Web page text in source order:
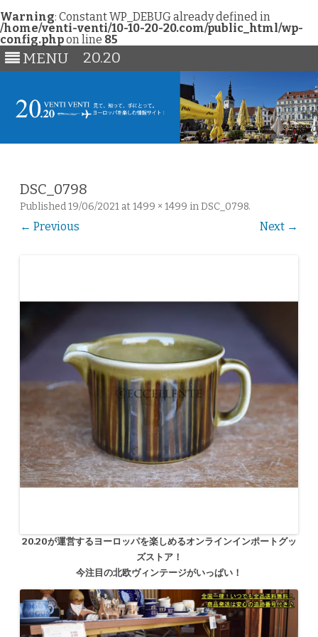
Warning: Constant WP_DEBUG already defined in
/home/venti-venti/10-10-20-20.com/public_html/wp-
config.phpon line 85
MENU 20.20
DSC_0798
Published19/06/2021 at 1499 × 1499 inDSC_0798.
← Previous Next →
20.20が運営するヨーロッパを楽しめるオンラインインポートグッ
ズストア！
今注目の北欧ヴィンテージがいっぱい！